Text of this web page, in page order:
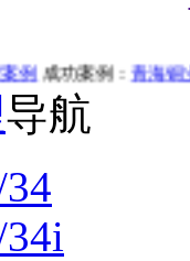
例：青海铜业50t/h深
导航